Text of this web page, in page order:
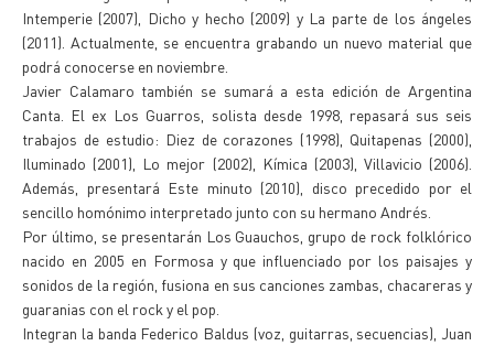
Intemperie (2007), Dicho y hecho (2009) y La parte de los ángeles
(2011). Actualmente, se encuentra grabando un nuevo material que
podrá conocerse en noviembre.
Javier Calamaro también se sumará a esta edición de Argentina
Canta. El ex Los Guarros, solista desde 1998, repasará sus seis
trabajos de estudio: Diez de corazones (1998), Quitapenas (2000),
Iluminado (2001), Lo mejor (2002), Kímica (2003), Villavicio (2006).
Además, presentará Este minuto (2010), disco precedido por el
sencillo homónimo interpretado junto con su hermano Andrés.
Por último, se presentarán Los Guauchos, grupo de rock folklórico
nacido en 2005 en Formosa y que influenciado por los paisajes y
sonidos de la región, fusiona en sus canciones zambas, chacareras y
guaranias con el rock y el pop.
Integran la banda Federico Baldus (voz, guitarras, secuencias), Juan